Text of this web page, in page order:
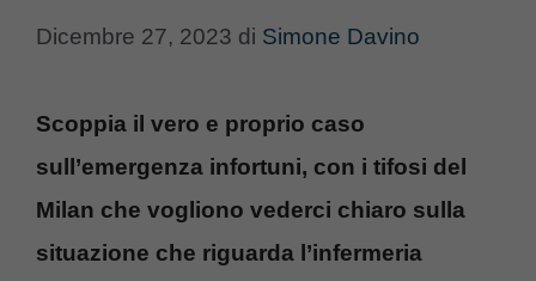
Dicembre 27, 2023 di Simone Davino
Scoppia il vero e proprio caso
sull’emergenza infortuni, con i tifosi del
Milan che vogliono vederci chiaro sulla
situazione che riguarda l’infermeria